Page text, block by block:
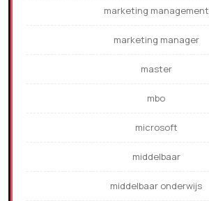
marketing management
marketing manager
master
mbo
microsoft
middelbaar
middelbaar onderwijs